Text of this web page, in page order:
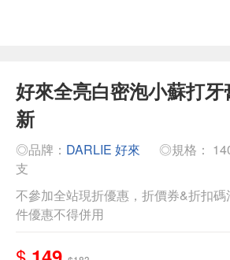
好來全亮白密泡小蘇打
新
◎品牌： DARLIE 好來
◎規格：
支
不參加全站現折優惠，折價券&折扣
件優惠不得併用